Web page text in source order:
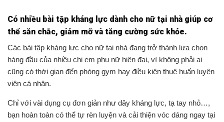
Có nhiều bài tập kháng lực dành cho nữ tại nhà giúp cơ
thể săn chắc, giảm mỡ và tăng cường sức khỏe.
Các bài tập kháng lực cho nữ tại nhà đang trở thành lựa chọn
hàng đầu của nhiều chị em phụ nữ hiện đại, vì không phải ai
cũng có thời gian đến phòng gym hay điều kiện thuê huấn luyện
viên cá nhân.
Chỉ với vài dụng cụ đơn giản như dây kháng lực, tạ tay nhỏ…,
bạn hoàn toàn có thể tự rèn luyện và cải thiện vóc dáng ngay tại